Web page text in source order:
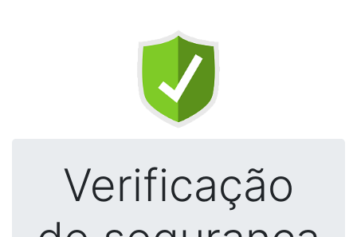
Verificação